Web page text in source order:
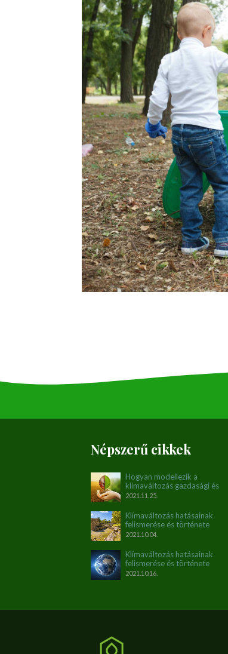
Népszerű cikkek
Hogyan modellezik a
klímaváltozás gazdasági és
társadalmi hatásait?
2021.11.25.
Klímaváltozás hatásainak
felismerése és története
napjainkig. I. rész (1896-1990)
2021.10.04.
Klímaváltozás hatásainak
felismerése és története
napjainkig. II. rész (1990-
2021.10.16.